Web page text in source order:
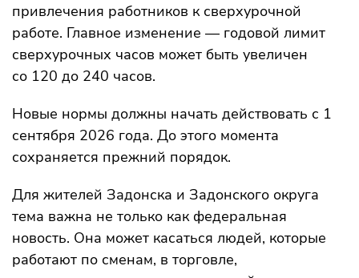
привлечения работников к сверхурочной
работе. Главное изменение — годовой лимит
сверхурочных часов может быть увеличен
со 120 до 240 часов.
Новые нормы должны начать действовать с 1
сентября 2026 года. До этого момента
сохраняется прежний порядок.
Для жителей Задонска и Задонского округа
тема важна не только как федеральная
новость. Она может касаться людей, которые
работают по сменам, в торговле,